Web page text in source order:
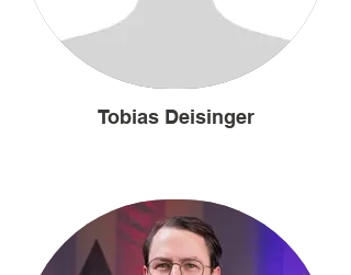
Tobias Deisinger